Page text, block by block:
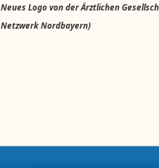
Neues Logo von der Ärztlichen
Netzwerk Nordbayern)